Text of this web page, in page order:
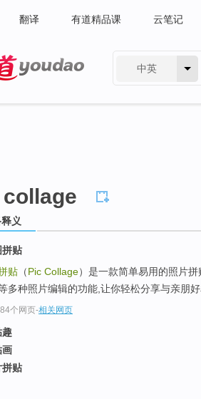
翻译 有道精品课 云笔记
中英
义
拼贴
贴 （Pic Collage）是一款简单易用的照片
多种照片编辑的功能,让你轻松分享与亲朋
个网页-相关网页
趣
画
拼贴